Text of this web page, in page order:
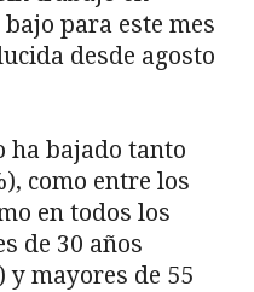
para este mes
desde agosto
ha bajado tanto
como entre los
en todos los
de 30 años
y mayores de 55